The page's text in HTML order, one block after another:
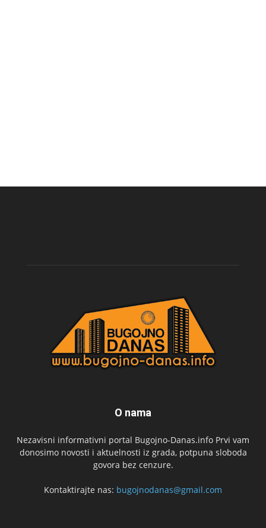
O nama
Nezavisni informativni portal Bugojno-Danas.info Prvi vam
donosimo novosti i aktuelnosti iz grada, potpuna sloboda
govora bez cenzure.
Kontaktirajte nas: bugojnodanas@gmail.com